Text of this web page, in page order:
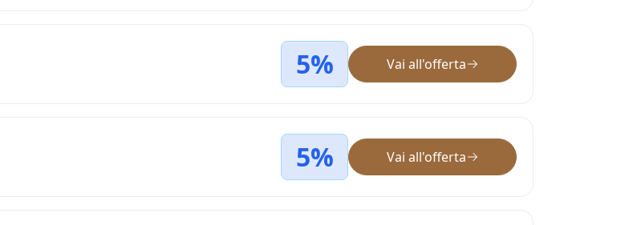
5% Vai all'offerta
5% Vai all'offerta